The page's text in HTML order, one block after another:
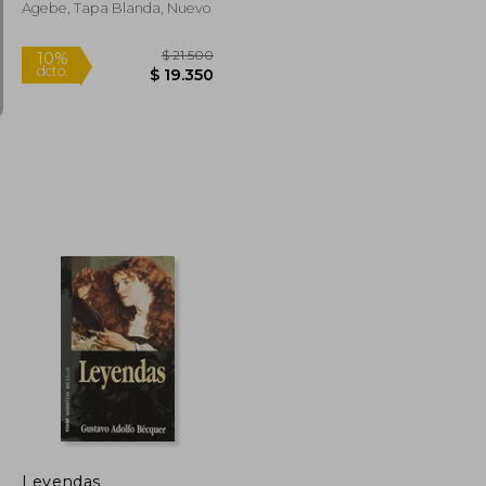
$ 23.500
$ 22.551
Agebe, Tapa Blanda, Nuevo
10%
dcto.
Leyendas